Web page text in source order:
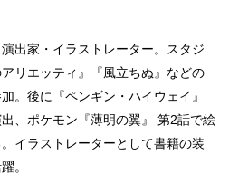
出家・イラストレーター。スタジ
リエッティ』『風立ちぬ』などの
。後に『ペンギン・ハイウェイ』
、ポケモン『薄明の翼』 第2話で絵
イラストレーターとして書籍の装
。